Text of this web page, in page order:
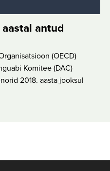
antud
(OECD)
Komitee (DAC)
2018. aasta jooksul